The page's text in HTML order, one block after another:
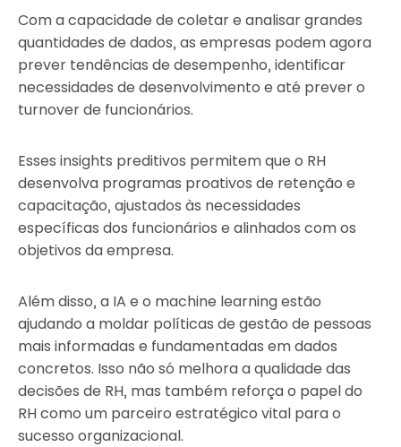
Com a capacidade de coletar e analisar grandes
quantidades de dados, as empresas podem agora
prever tendências de desempenho, identificar
necessidades de desenvolvimento e até prever o
turnover de funcionários.
Esses insights preditivos permitem que o RH
desenvolva programas proativos de retenção e
capacitação, ajustados às necessidades
específicas dos funcionários e alinhados com os
objetivos da empresa.
Além disso, a IA e o machine learning estão
ajudando a moldar políticas de gestão de pessoas
mais informadas e fundamentadas em dados
concretos. Isso não só melhora a qualidade das
decisões de RH, mas também reforça o papel do
RH como um parceiro estratégico vital para o
sucesso organizacional.